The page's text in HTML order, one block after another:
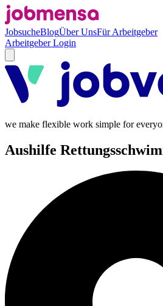
JobsucheBlogÜber UnsFür Arbeitgeber
Arbeitgeber Login
we make flexible work simple for
Aushilfe